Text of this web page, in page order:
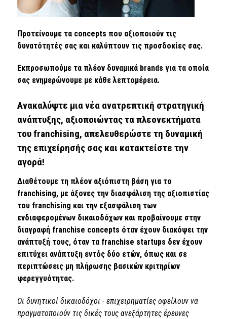
Προτείνουμε τα concepts που αξιοποιούν τις
δυνατότητές σας και καλύπτουν τις προσδοκίες σας.
Εκπροσωπούμε τα πλέον δυναμικά brands για τα οποία
σας ενημερώνουμε με κάθε λεπτομέρεια.
Ανακαλύψτε μια νέα ανατρεπτική στρατηγική
ανάπτυξης, αξιοποιώντας τα πλεονεκτήματα
του franchising, απελευθερώστε τη δυναμική
της επιχείρησής σας και κατακτείστε την
αγορά!
Διαθέτουμε τη πλέον αξιόπιστη βάση για το
franchising, με άξονες την διασφάλιση της αξιοπιστίας
του franchising και την εξασφάλιση των
ενδιαφερομένων δικαιοδόχων και προβαίνουμε στην
διαγραφή franchise concepts όταν έχουν διακόψει την
ανάπτυξή τους, όταν τα franchise startups δεν έχουν
επιτύχει ανάπτυξη εντός δύο ετών, όπως και σε
περιπτώσεις μη πλήρωσης βασικών κριτηρίων
φερεγγυότητας.
Οι δυνητικοί δικαιοδόχοι - επιχειρηματίες οφείλουν να
πραγματοποιούν τις δικές τους ανεξάρτητες έρευνες